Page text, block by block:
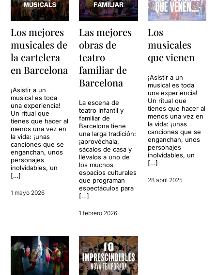
Los mejores
musicales de
la cartelera
en Barcelona
¡Asistir a un
musical es toda
una experiencia!
Un ritual que
tienes que hacer al
menos una vez en
la vida: ¡unas
canciones que se
enganchan, unos
personajes
inolvidables, un
[…]
1 mayo 2026
Las mejores
obras de
teatro
familiar de
Barcelona
La escena de
teatro infantil y
familiar de
Barcelona tiene
una larga tradición:
¡aprovéchala,
sácalos de casa y
llévalos a uno de
los muchos
espacios culturales
que programan
espectáculos para
[…]
1 febrero 2026
Los
musicales
que vienen
¡Asistir a un
musical es toda
una experiencia!
Un ritual que
tienes que hacer al
menos una vez en
la vida: ¡unas
canciones que se
enganchan, unos
personajes
inolvidables, un
[…]
28 abril 2025